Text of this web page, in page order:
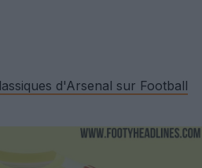
d'Arsenal sur Football